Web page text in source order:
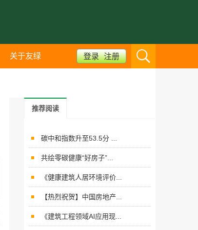
关于友绿 登录 注册
推荐阅读
碳中和指数升至53.5分 ...
共绘零碳健康“好房子”...
《健康建筑人居环境评价...
【热烈祝贺】中国房地产...
《建筑工程领域AI应用现...